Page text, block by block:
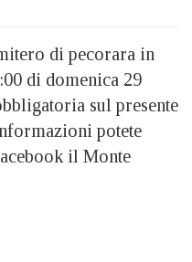
di pecorara in
di domenica 29
sul presente
potete
il Monte